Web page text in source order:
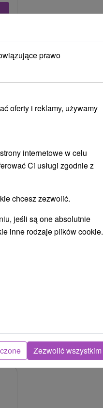
prawo
oferty i reklamy, używamy
internetowe w celu
Ci usługi zgodnie z
chcesz zezwolić.
jeśli są one absolutnie
inne rodzaje plików cookie.
Zezwolić wszystkim